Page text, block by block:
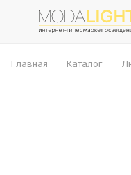
Главная Каталог